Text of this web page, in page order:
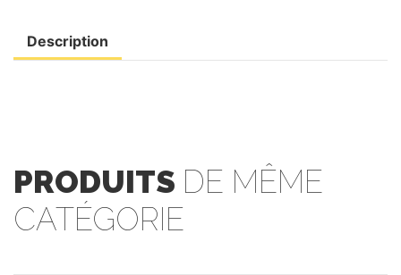
Description
PRODUITS DE MÊME
CATÉGORIE